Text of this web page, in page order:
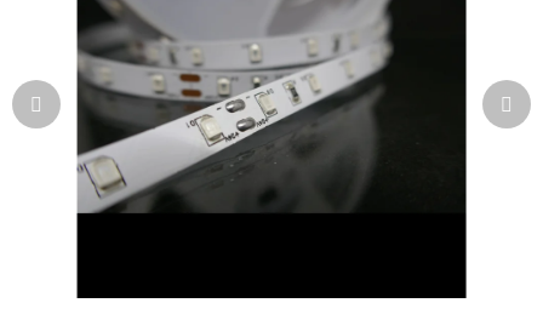
hviezdičiek.